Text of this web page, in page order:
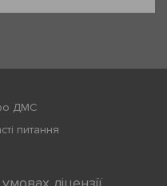
ДМС
питання